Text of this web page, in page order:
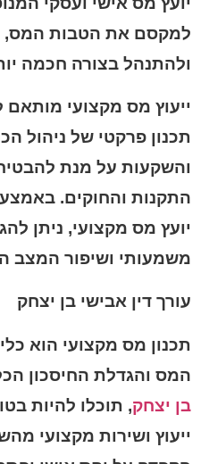
למקסם את הטבות המס,
ולהתנהל בצורה חכמה
ייעוץ מס מקצועי מותאם
תכנון פרקטי של ניהול
והשקעות על מנת
התקנות והחוקים.
יועץ מס מקצועי, ניתן
משמעותי ושיפור המצב
עורך דין אבישי בן יצחק
תכנון מס מקצועי הוא
המס והגדלת החיסכון
בן יצחק, תוכלו להיות
ייעוץ ושירות מקצועי